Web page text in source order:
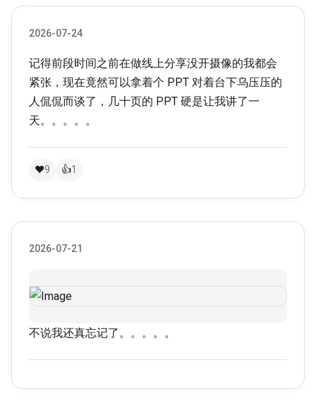
2026-07-24
记得前段时间之前在做线上分享没开摄像的我都会
紧张，现在竟然可以拿着个 PPT 对着台下乌压压的
人侃侃而谈了，几十页的 PPT 硬是让我讲了一
天。。。。。
❤9 👍1
2026-07-21
不说我还真忘记了。。。。。